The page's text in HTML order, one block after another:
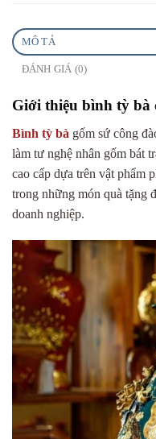
MÔ TẢ
ĐÁNH GIÁ (0)
Giới thiệu bình tỳ bà
Bình tỳ bà gốm sứ công
làm tư nghệ nhân gốm bát
cao cấp dựa trên vật phẩm
trong những món quà tặng
doanh nghiệp.